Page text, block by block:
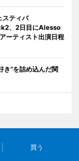
スティバ
日目にAlesso
ティスト出演日程
”を詰め込んだ関
買う